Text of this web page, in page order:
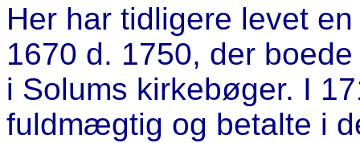
Her har tidligere levet
1670 d. 1750, der
i Solums kirkebøger. I
fuldmægtig og betalte i